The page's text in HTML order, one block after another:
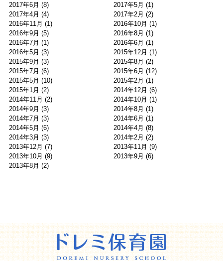
2017年6月 (8) 2017年5月 (1)
2017年4月 (4) 2017年2月 (2)
2016年11月 (1) 2016年10月 (1)
2016年9月 (5) 2016年8月 (1)
2016年7月 (1) 2016年6月 (1)
2016年5月 (3) 2015年12月 (1)
2015年9月 (3) 2015年8月 (2)
2015年7月 (6) 2015年6月 (12)
2015年5月 (10) 2015年2月 (1)
2015年1月 (2) 2014年12月 (6)
2014年11月 (2) 2014年10月 (1)
2014年9月 (3) 2014年8月 (1)
2014年7月 (3) 2014年6月 (1)
2014年5月 (6) 2014年4月 (8)
2014年3月 (3) 2014年2月 (2)
2013年12月 (7) 2013年11月 (9)
2013年10月 (9) 2013年9月 (6)
2013年8月 (2)